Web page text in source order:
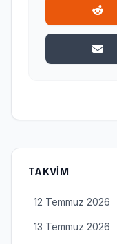
TAKVIM
12 Temmuz 2026
13 Temmuz 2026